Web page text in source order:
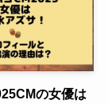
の女優は